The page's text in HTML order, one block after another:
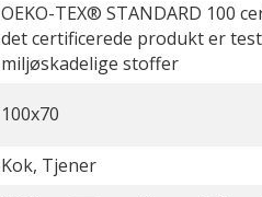
OEKO-TEX® STANDARD 100
det certificerede produkt er
miljøskadelige stoffer
100x70
Kok, Tjener